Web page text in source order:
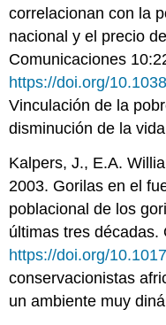
correlacionan con la
nacional y el precio
Comunicaciones
https://doi.org/
Vinculación de la
disminución de la
Kalpers, J., E.A.
2003. Gorilas en el
poblacional de los
últimas tres
https://doi.org/
conservacionistas
un ambiente muy